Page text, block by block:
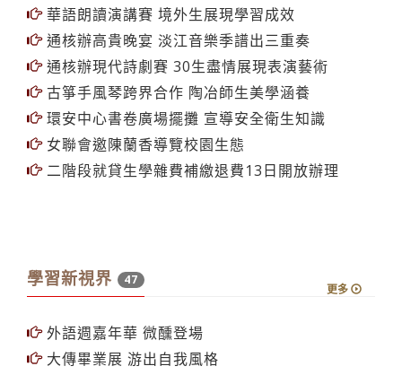
華語朗讀演講賽 境外生展現學習成效
通核辦高貴晚宴 淡江音樂季譜出三重奏
通核辦現代詩劇賽 30生盡情展現表演藝術
古箏手風琴跨界合作 陶冶師生美學涵養
環安中心書卷廣場擺攤 宣導安全衛生知識
女聯會邀陳蘭香導覽校園生態
二階段就貸生學雜費補繳退費13日開放辦理
學習新視界 47
更多
外語週嘉年華 微醺登場
大傳畢業展 游出自我風格